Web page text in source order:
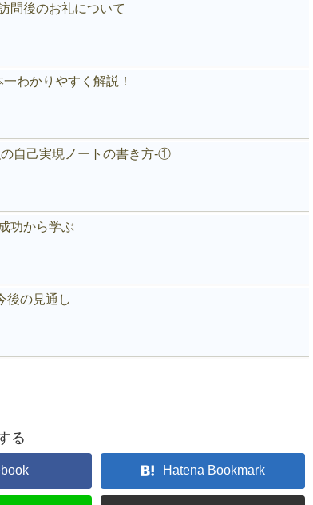
問後のお礼について
わかりやすく解説！
自己実現ノートの書き方-①
功から学ぶ
後の見通し
る
Hatena Bookmark